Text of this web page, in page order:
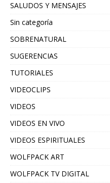
SALUDOS Y MENSAJES
Sin categoría
SOBRENATURAL
SUGERENCIAS
TUTORIALES
VIDEOCLIPS
VIDEOS
VIDEOS EN VIVO
VIDEOS ESPIRITUALES
WOLFPACK ART
WOLFPACK TV DIGITAL